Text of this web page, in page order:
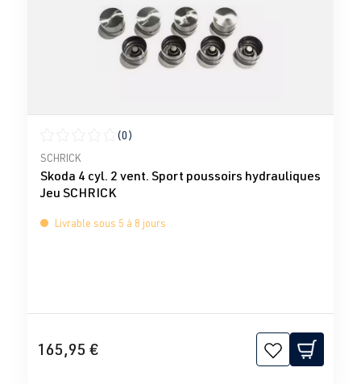
Note moyenne de 0 sur 5 étoiles
(0)
SCHRICK
Skoda 4 cyl. 2 vent. Sport poussoirs hydrauliques
Jeu SCHRICK
Livrable sous 5 à 8 jours
165,95 €